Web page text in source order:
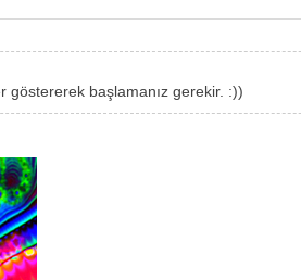
göstererek başlamanız gerekir. :))